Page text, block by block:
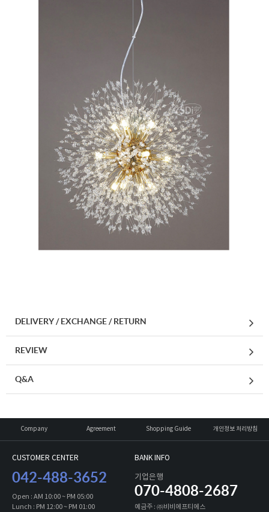
DELIVERY / EXCHANGE / RETURN
REVIEW
Q&A
Company Agreement Shopping Guide 개인정보 처리방침
CUSTOMER CENTER
042-488-3652
Open : AM 10:00 ~ PM 05:00
Lunch : PM 12:00 ~ PM 01:00
BANK INFO
기업은행
070-4808-2687
예금주 : ㈜비비에프티에스